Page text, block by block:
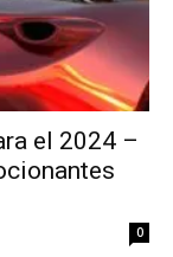
el 2024 –
0